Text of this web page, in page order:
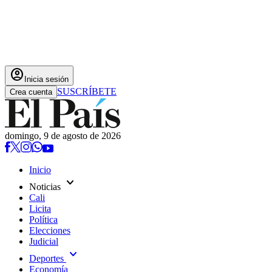
account_circle Inicia sesión
Crea cuenta SUSCRÍBETE
domingo, 9 de agosto de 2026
Inicio
Noticias expand_more
Cali
Licita
Política
Elecciones
Judicial
Deportes expand_more
Economía